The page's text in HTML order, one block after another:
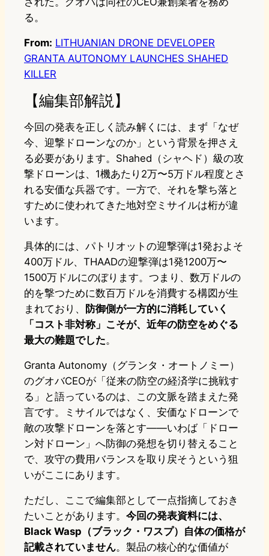
る。
From: LITHUANIAN DRONE DEVELOPER
GRANTA AUTONOMY LAUNCHES SHAHED
KILLER
【編集部解説】
今回の発表を正しく読み解くには、まず「なぜ
今、迎撃ドローンなのか」という背景を押さえ
る必要があります。Shahed（シャヘド）級の攻
撃ドローンは、1機あたり2万〜5万ドル程度とさ
れる安価な兵器です。一方で、それを撃ち落と
すために使われてきた地対空ミサイルは桁が違
います。
具体的には、パトリオットの迎撃弾は1発およそ
400万ドル、THAADの迎撃弾は1発1200万〜
1500万ドルにのぼります。つまり、数万ドルの
的を撃つために数百万ドルを消費する構図が生
まれており、
防御側が一方的に消耗していく
「コスト非対称」こそが、近年の防空をめぐる
最大の難題でした。
Granta Autonomy（グランタ・オートノミー）
のグオバCEOが「従来の防空の経済学に挑戦す
る」と語っているのは、この文脈を踏まえた発
言です。ミサイルではなく、安価なドローンで
敵の攻撃ドローンを落とす――いわば「ドロー
ン対ドローン」へ防御の発想を切り替えること
で、攻守の費用バランスを取り戻そうという狙
いがここにあります。
ただし、ここで編集部として一点指摘しておき
たいことがあります。 今回の発表資料には、
Black Wasp（ブラック・ワスプ）自体の価格が
記載されていません。製品の核心的な価値が